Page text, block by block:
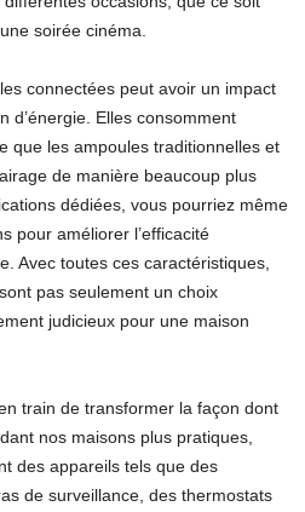
soirée cinéma.
connectées peut avoir un impact
d’énergie. Elles consomment
que les ampoules traditionnelles et
de manière beaucoup plus
dédiées, vous pourriez même
pour améliorer l’efficacité
Avec toutes ces caractéristiques,
pas seulement un choix
judicieux pour une maison
train de transformer la façon dont
nos maisons plus pratiques,
des appareils tels que des
de surveillance, des thermostats